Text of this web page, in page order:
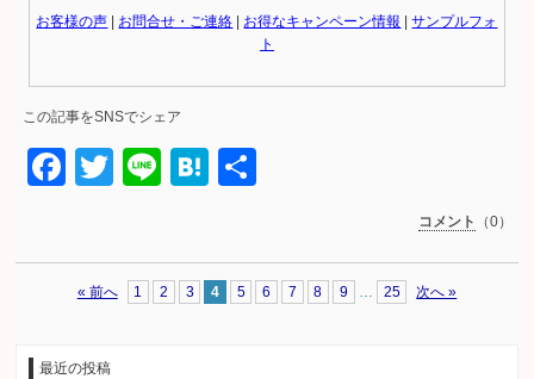
お客様の声 お問合せ・ご連絡 お得なキャンペーン情報 |サンプルフォ
ト
この記事をSNSでシェア
Facebook
Twitter
LineHatena
コメント （0）
« 前へ 1 2 3 4 5 6 7 8 9 … 25 次へ »
最近の投稿